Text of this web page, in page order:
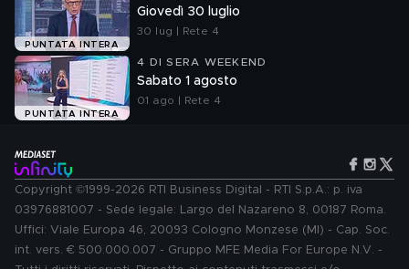
PUNTATA INTERA
Giovedì 30 luglio
30 lug | Rete 4
PUNTATA INTERA
4 DI SERA WEEKEND
Sabato 1 agosto
01 ago | Rete 4
Copyright ©1999-2026 RTI Business Digital - RTI S.p.A.: p. iva
03976881007 - Sede legale: Largo del Nazareno 8, 00187 Roma.
Uffici: Viale Europa 46, 20093 Cologno Monzese (MI) - Cap. Soc.
int. vers. € 500.000.007 - Gruppo MFE Media For Europe N.V. -